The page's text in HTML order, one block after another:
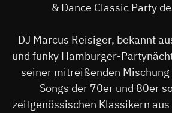
& Dance Classic Party
DJ Marcus Reisiger, bekannt
und funky Hamburger-
seiner mitreißenden
Songs der 70er und 80er
zeitgenössischen Klassikern aus